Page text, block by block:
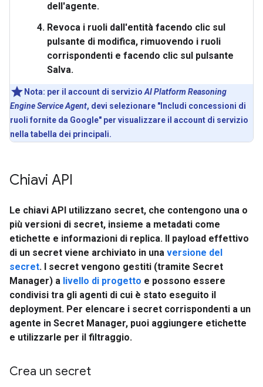
dell'agente.
Revoca i ruoli dall'entità facendo clic sul
pulsante di modifica, rimuovendo i ruoli
corrispondenti e facendo clic sul pulsante
Salva.
Nota: per il account di servizio AI Platform Reasoning
Engine Service Agent, devi selezionare "Includi concessioni di
ruoli fornite da Google" per visualizzare il account di servizio
nella tabella dei principali.
Chiavi API
Le chiavi API utilizzano secret, che contengono una o
più versioni di secret, insieme a metadati come
etichette e informazioni di replica. Il payload effettivo
di un secret viene archiviato in una versione del
secret. I secret vengono gestiti (tramite Secret
Manager) a livello di progetto e possono essere
condivisi tra gli agenti di cui è stato eseguito il
deployment. Per elencare i secret corrispondenti a un
agente in Secret Manager, puoi aggiungere etichette
e utilizzarle per il filtraggio.
Crea un secret